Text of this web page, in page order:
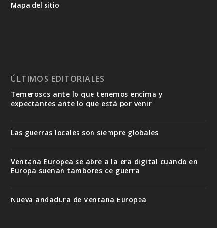
Mapa del sitio
ÚLTIMOS EDITORIALES
Temerosos ante lo que tenemos encima y
expectantes ante lo que está por venir
Las guerras locales son siempre globales
Ventana Europea se abre a la era digital cuando en
Europa suenan tambores de guerra
Nueva andadura de Ventana Europea